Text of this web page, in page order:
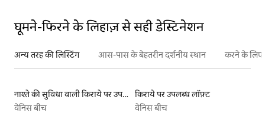
घूमने-फिरने के लिहाज़ से सही डेस्टिनेशन
अन्य तरह की लिस्टिंग आस-पास के बेहतरीन दर्शनीय स्थान करने के लिए
नाश्ते की सुविधा वाली किराये पर उपलब्ध लिस्टिंग
वेनिस बीच
किराये पर उपलब्ध लॉफ़्ट
वेनिस बीच